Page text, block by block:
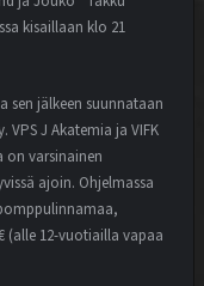
kisaillaan klo 21
sen jälkeen suunnataan
VPS J Akatemia ja VIFK
on varsinainen
ajoin. Ohjelmassa
(alle 12-vuotiailla vapaa